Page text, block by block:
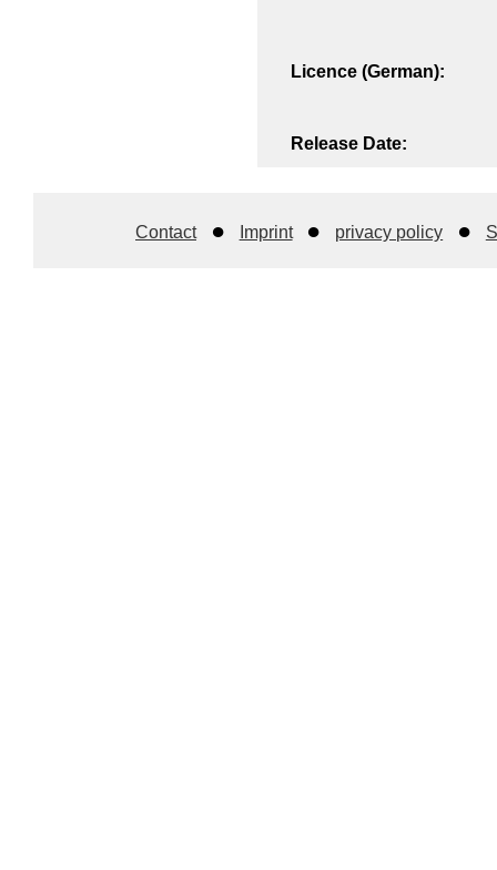
Licence (German):
Release Date:
Contact Imprint privacy policy